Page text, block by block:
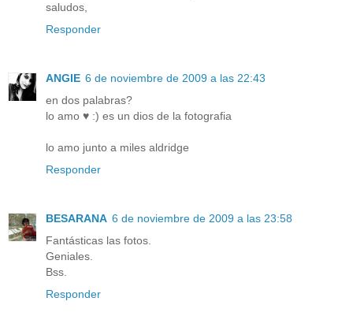
saludos,
Responder
ANGIE 6 de noviembre de 2009 a las 22:43
en dos palabras?
lo amo ♥ :) es un dios de la fotografia
lo amo junto a miles aldridge
Responder
BESARANA 6 de noviembre de 2009 a las 23:58
Fantásticas las fotos.
Geniales.
Bss.
Responder